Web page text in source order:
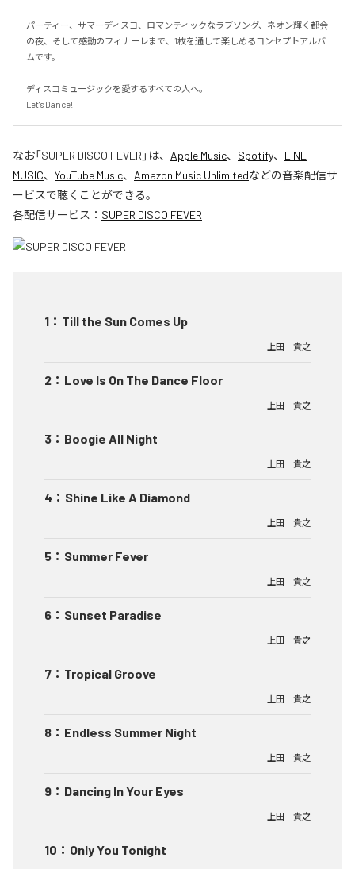
パーティー、サマーディスコ、ロマンティックなラブソング、ネオン輝く都会
の夜、そして感動のフィナーレまで、1枚を通して楽しめるコンセプトアルバ
ムです。
ディスコミュージックを愛するすべての人へ。
Let's Dance!
なお「SUPER DISCO FEVER 」は、 Apple Music、 Spotify、 LINE
MUSIC、 YouTube Music、 Amazon Music Unlimitedなどの音楽配信サ
ービスで聴くことができる。
各配信サービス： SUPER DISCO FEVER
1 ： Till the Sun Comes Up
上田 貴之
2 ： Love Is On The Dance Floor
上田 貴之
3 ： Boogie All Night
上田 貴之
4 ： Shine Like A Diamond
上田 貴之
5 ： Summer Fever
上田 貴之
6 ： Sunset Paradise
上田 貴之
7 ： Tropical Groove
上田 貴之
8 ： Endless Summer Night
上田 貴之
9 ： Dancing In Your Eyes
上田 貴之
10 ： Only You Tonight